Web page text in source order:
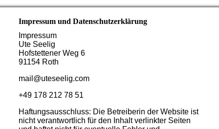
Impressum und Datenschutzerklärung
Impressum
Ute Seelig
Hofstettener Weg 6
91154 Roth
mail@uteseelig.com
+49 178 212 78 51
Haftungsausschluss: Die Betreiberin der Website ist
nicht verantwortlich für den Inhalt verlinkter Seiten